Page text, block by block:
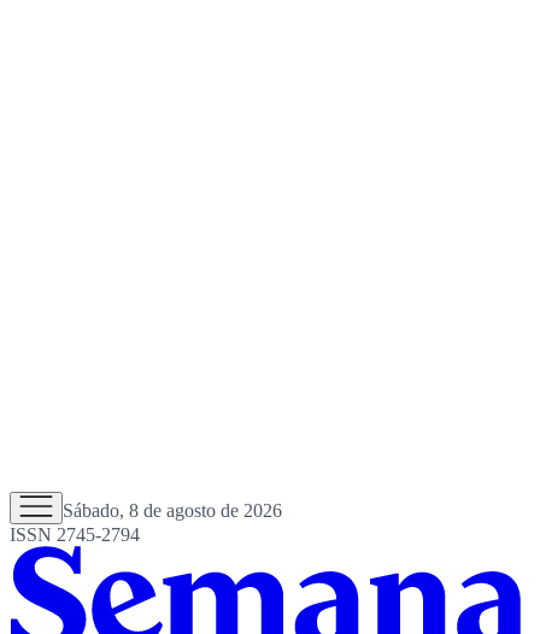
Sábado, 8 de agosto de 2026
ISSN 2745-2794